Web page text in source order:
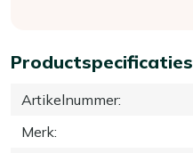
Productspecificaties
Artikelnummer:
Merk: